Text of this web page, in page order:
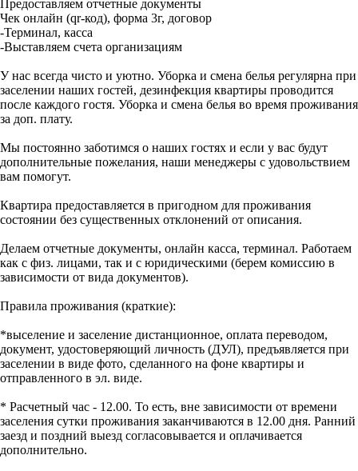
Предоставляем отчетные документы
Чек онлайн (qr-код), форма 3г, договор
-Терминал, касса
-Выставляем счета организациям
У нас всегда чисто и уютно. Уборка и смена белья регулярна при
заселении наших гостей, дезинфекция квартиры проводится
после каждого гостя. Уборка и смена белья во время проживания
за доп. плату.
Мы постоянно заботимся о наших гостях и если у вас будут
дополнительные пожелания, наши менеджеры с удовольствием
вам помогут.
Квартира предоставляется в пригодном для проживания
состоянии без существенных отклонений от описания.
Делаем отчетные документы, онлайн касса, терминал. Работаем
как с физ. лицами, так и с юридическими (берем комиссию в
зависимости от вида документов).
Правила проживания (краткие):
*выселение и заселение дистанционное, оплата переводом,
документ, удостоверяющий личность (ДУЛ), предъявляется при
заселении в виде фото, сделанного на фоне квартиры и
отправленного в эл. виде.
* Расчетный час - 12.00. То есть, вне зависимости от времени
заселения сутки проживания заканчиваются в 12.00 дня. Ранний
заезд и поздний выезд согласовывается и оплачивается
дополнительно.